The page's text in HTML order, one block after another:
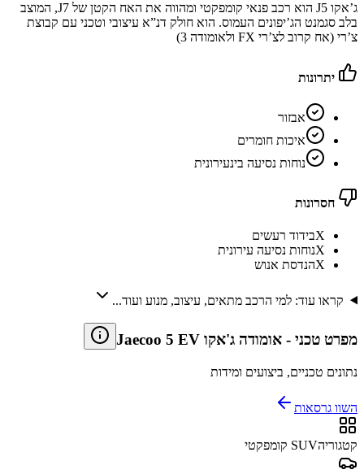
ג’אקו J5 הוא רכב פנאי קומפקטי ומהווה את האח הקטן של J7, המוצב
בלב סגמנט הג’יפונים העמוס. הוא חולק דנ”א עיצובי וטכני עם קבוצת
צ’רי (אח קרוב לצ’רי FX ולאומודה 3)
יתרונות
אבזור
איכות חומרים
נוחות נסיעה בינעירונית
חסרונות
Xבידוד רעשים
Xנוחות נסיעה עירונית
Xהנדסת אנוש
קראו עוד: למי הרכב מתאים, עיצוב, מנוע ועוד...
מפרט טכני - אומודה ג'אקו Jaecoo 5 EV
נתונים טכניים, ביצועים ומידות
השוו גרסאות
קטגוריהSUV קומפקטי